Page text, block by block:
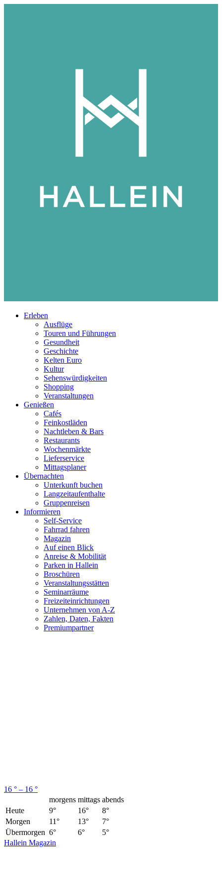
Erleben
Ausflüge
Touren und Führungen
Gesundheit
Geschichte
Kelten Euro
Kultur
Sehenswürdigkeiten
Shopping
Veranstaltungen
Genießen
Cafés
Feinkostläden
Nachtleben & Bars
Restaurants
Wochenmärkte
Lieferservice
Mittagsplaner
Übernachten
Unterkunft buchen
Langzeitaufenthalte
Gruppenreisen
Informieren
Self-Service
Fahrrad fahren
Magazin
Auf einen Blick
Anreise & Mobilität
Parken in Hallein
Broschüren
Veranstaltungsstätten
Seminarräume
Freizeiteinrichtungen
Unternehmen von A-Z
Zahlen, Daten, Fakten
Premiumpartner
16 ° – 16 °
morgens mittags abends
Heute
9° 16°
8°
Morgen
11° 13°
7°
Übermorgen 6° 6°
5°
Hallein Magazin